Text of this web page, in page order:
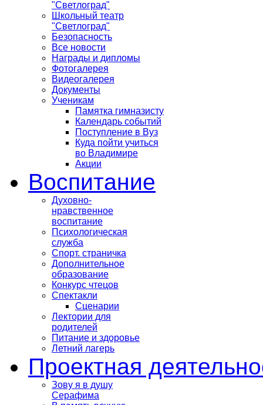
"Светлоград"
Школьный театр
"Светлоград"
Безопасность
Все новости
Награды и дипломы
Фотогалерея
Видеогалерея
Документы
Ученикам
Памятка гимназисту
Календарь событий
Поступление в Вуз
Куда пойти учиться
во Владимире
Акции
Воспитание
Духовно-
нравственное
воспитание
Психологическая
служба
Спорт. страничка
Дополнительное
образование
Конкурс чтецов
Спектакли
Сценарии
Лектории для
родителей
Питание и здоровье
Летний лагерь
Проектная
Зову я в душу
Серафима